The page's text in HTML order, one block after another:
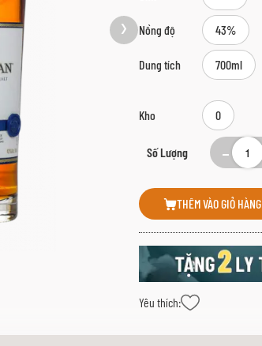
Nồng độ 43%
Dung tích 700ml
Kho 0
Số Lượng
THÊM VÀO GIỎ HÀNG
Yêu thích: